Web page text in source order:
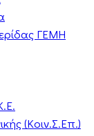
ΓΕΜΗ
(Κοιν.Σ.Επ.)